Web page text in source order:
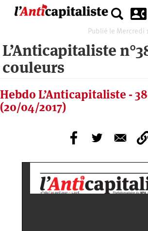
Publié le Mercredi
L’Anticapitaliste
couleurs
Hebdo L’Anticapitaliste -
(20/04/2017)